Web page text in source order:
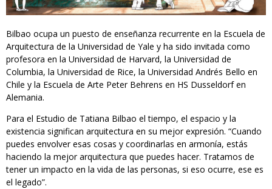
Bilbao ocupa un puesto de enseñanza recurrente en la Escuela de
Arquitectura de la Universidad de Yale y ha sido invitada como
profesora en la Universidad de Harvard, la Universidad de
Columbia, la Universidad de Rice, la Universidad Andrés Bello en
Chile y la Escuela de Arte Peter Behrens en HS Dusseldorf en
Alemania.
Para el Estudio de Tatiana Bilbao el tiempo, el espacio y la
existencia significan arquitectura en su mejor expresión. “Cuando
puedes envolver esas cosas y coordinarlas en armonía, estás
haciendo la mejor arquitectura que puedes hacer. Tratamos de
tener un impacto en la vida de las personas, si eso ocurre, ese es
el legado”.